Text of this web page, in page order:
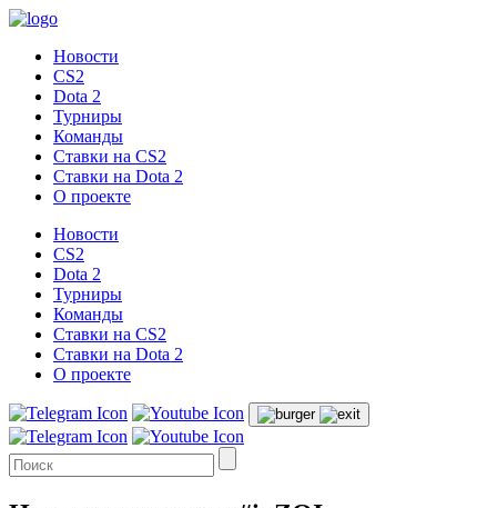
Новости
CS2
Dota 2
Турниры
Команды
Ставки на CS2
Ставки на Dota 2
О проекте
Новости
CS2
Dota 2
Турниры
Команды
Ставки на CS2
Ставки на Dota 2
О проекте